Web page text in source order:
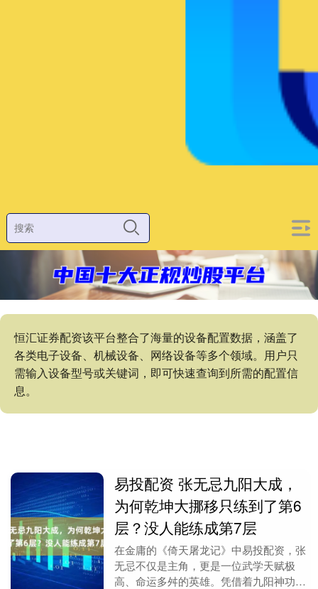
恒汇证券配资该平台整合了海量的设备配置数据，涵盖了
各类电子设备、机械设备、网络设备等多个领域。用户只
需输入设备型号或关键词，即可快速查询到所需的配置信
息。
易投配资 张无忌九阳大成，
为何乾坤大挪移只练到了第6
层？没人能练成第7层
在金庸的《倚天屠龙记》中易投配资，张
无忌不仅是主角，更是一位武学天赋极
高、命运多舛的英雄。凭借着九阳神功的